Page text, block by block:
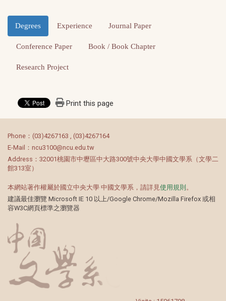
Degrees Experience Journal Paper
Conference Paper Book / Book Chapter
Research Project
Print this page
Phone：(03)4267163 , (03)4267164
E-Mail：ncu3100@ncu.edu.tw
Address：32001桃園市中壢區中大路300號中央大學中國文學系（文學二
館313室）
本網站著作權屬於國立中央大學 中國文學系，請詳見 使用規則 。
建議最佳瀏覽 Microsoft IE 10 以上/Google Chrome/Mozilla Firefox 或相
容W3C網頁標準之瀏覽器